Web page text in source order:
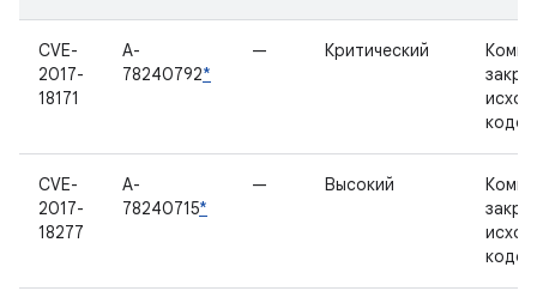
CVE-
2017-
18171
A-
78240792*
— Критический
кодом
CVE-
2017-
18277
A-
78240715*
— Высокий
кодом